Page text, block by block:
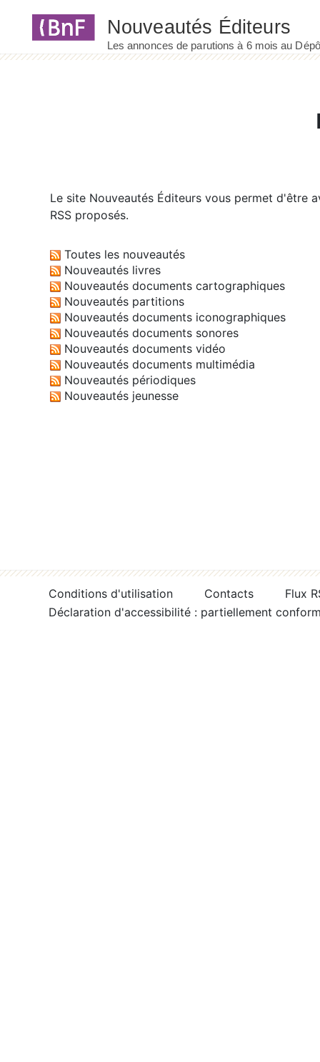
Le site Nouveautés Éditeurs vous permet d'être
RSS proposés.
Toutes les nouveautés
Nouveautés livres
Nouveautés documents cartographiques
Nouveautés partitions
Nouveautés documents iconographiques
Nouveautés documents sonores
Nouveautés documents vidéo
Nouveautés documents multimédia
Nouveautés périodiques
Nouveautés jeunesse
Conditions d'utilisation Contacts
Flux
Déclaration d'accessibilité : partiellement